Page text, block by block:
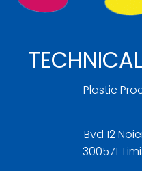
Plastic
Bvd 12
300571